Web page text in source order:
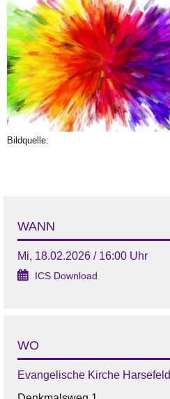
Bildquelle:
WANN
Mi, 18.02.2026 / 16:00 Uhr
ICS Download
WO
Evangelische Kirche Harsefeld